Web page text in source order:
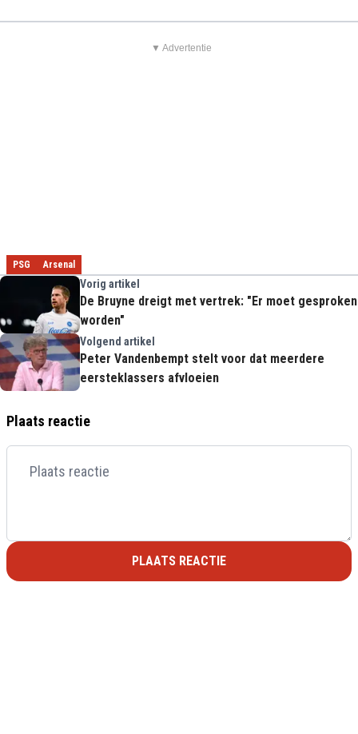
▼ Advertentie
PSG Arsenal
Vorig artikel
De Bruyne dreigt met vertrek: "Er moet gesproken
worden"
Volgend artikel
Peter Vandenbempt stelt voor dat meerdere
eersteklassers afvloeien
Plaats reactie
PLAATS REACTIE